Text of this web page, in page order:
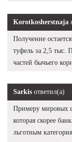
Korotkosherstnaja
Получение
туфель за 2,5 тыс.
частей бычьего
Sarkis ответил(а)
Примеру мировых
которая скорее
льготным